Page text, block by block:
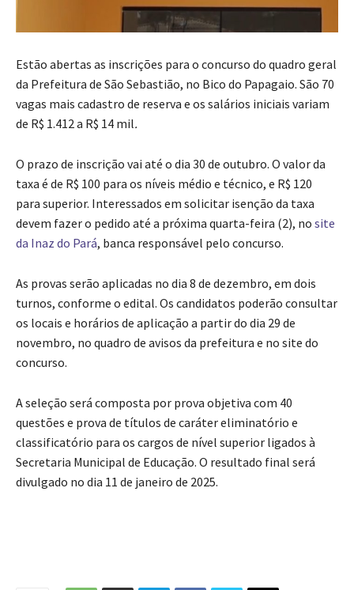
Estão abertas as inscrições para o concurso do quadro geral
da Prefeitura de São Sebastião, no Bico do Papagaio. São 70
vagas mais cadastro de reserva e os salários iniciais variam
de R$ 1.412 a R$ 14 mil.
O prazo de inscrição vai até o dia 30 de outubro. O valor da
taxa é de R$ 100 para os níveis médio e técnico, e R$ 120
para superior. Interessados em solicitar isenção da taxa
devem fazer o pedido até a próxima quarta-feira (2), no site
da Inaz do Pará, banca responsável pelo concurso.
As provas serão aplicadas no dia 8 de dezembro, em dois
turnos, conforme o edital. Os candidatos poderão consultar
os locais e horários de aplicação a partir do dia 29 de
novembro, no quadro de avisos da prefeitura e no site do
concurso.
A seleção será composta por prova objetiva com 40
questões e prova de títulos de caráter eliminatório e
classificatório para os cargos de nível superior ligados à
Secretaria Municipal de Educação. O resultado final será
divulgado no dia 11 de janeiro de 2025.